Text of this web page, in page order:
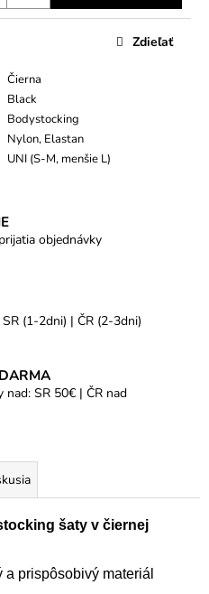
Čierna
Black
Bodystocking
Nylon, Elastan
UNI (S-M, menšie L)
Zdieľať
objednávky
(1-2dni) | ČR (2-3dni)
nad: SR 50€ | ČR nad
šaty v čiernej
prispôsobivý materiál